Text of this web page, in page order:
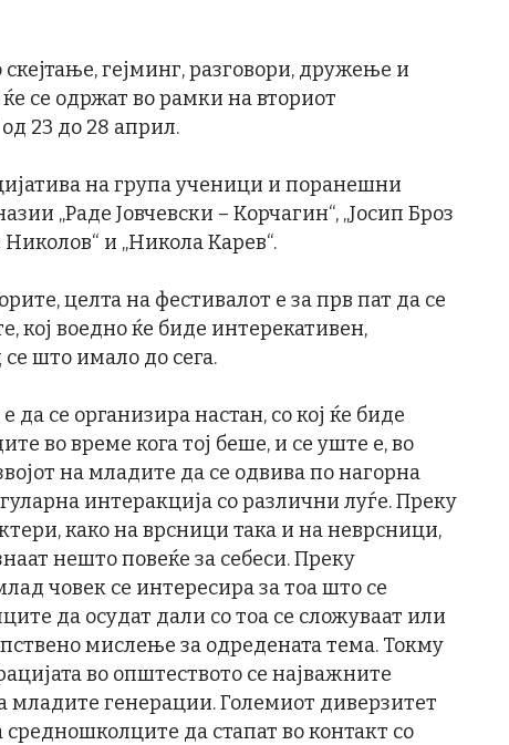
гејминг, разговори, дружење и
се одржат во рамки на вториот
23 до 28 април.
на група ученици и поранешни
„Раде Јовчевски – Корчагин“, „Јосип Броз
и „Никола Карев“.
целта на фестивалот е за прв пат да се
кој воедно ќе биде интерекативен,
што имало до сега.
да се организира настан, со кој ќе биде
во време кога тој беше, и се уште е, во
на младите да се одвива по нагорна
интеракција со различни луѓе. Преку
како на врсници така и на неврсници,
нешто повеќе за себеси. Преку
човек се интересира за тоа што се
да осудат дали со тоа се сложуваат или
мислење за одредената тема. Токму
во општеството се најважните
младите генерации. Големиот диверзитет
да стапат во контакт со